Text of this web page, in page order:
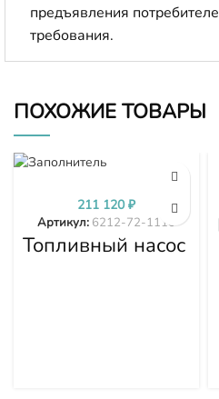
предъявления
требования.
ПОХОЖИЕ ТОВАРЫ
Топливный насос
высокого
Артикул: 6212-72-1110
211 120₽